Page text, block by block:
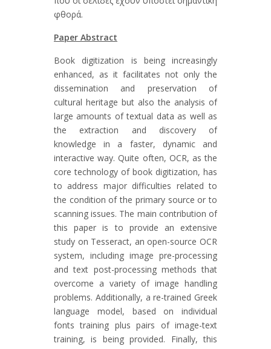
φθορά.
Paper Abstract
Book digitization is being increasingly
enhanced, as it facilitates not only the
dissemination and preservation of
cultural heritage but also the analysis of
large amounts of textual data as well as
the extraction and discovery of
knowledge in a faster, dynamic and
interactive way. Quite often, OCR, as the
core technology of book digitization, has
to address major difficulties related to
the condition of the primary source or to
scanning issues. The main contribution of
this paper is to provide an extensive
study on Tesseract, an open-source OCR
system, including image pre-processing
and text post-processing methods that
overcome a variety of image handling
problems. Additionally, a re-trained Greek
language model, based on individual
fonts training plus pairs of image-text
training, is being provided. Finally, this